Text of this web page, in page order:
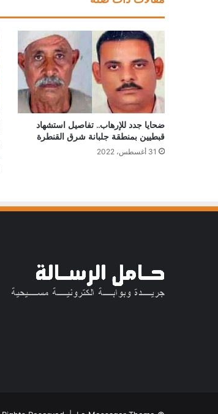
ضحايا جدد للإرهاب.. تفاصيل استشهاد
قبطيين بمنطقة جلبانة شرق القنطرة
31 أغسطس، 2022